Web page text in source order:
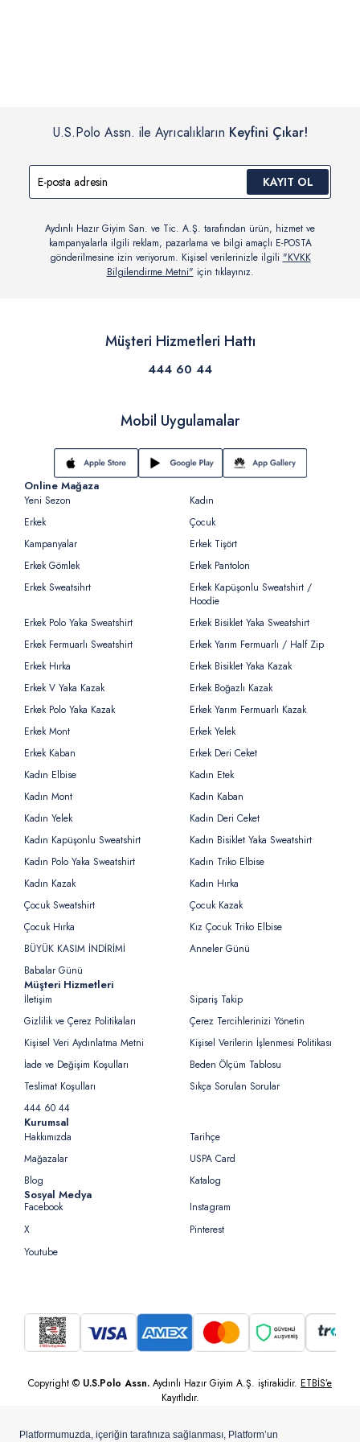
U.S.Polo Assn. ile Ayrıcalıkların Keyfini Çıkar!
KAYIT OL
Aydınlı Hazır Giyim San. ve Tic. A.Ş. tarafından ürün, hizmet ve
kampanyalarla ilgili reklam, pazarlama ve bilgi amaçlı E-POSTA
gönderilmesine izin veriyorum. Kişisel verilerinizle ilgili "KVKK
Bilgilendirme Metni" için tıklayınız.
Müşteri Hizmetleri Hattı
444 60 44
Mobil Uygulamalar
Online Mağaza
Yeni Sezon
Kadın
Erkek
Çocuk
Kampanyalar
Erkek Tişört
Erkek Gömlek
Erkek Pantolon
Erkek Sweatsihrt
Erkek Kapüşonlu Sweatshirt /
Hoodie
Erkek Polo Yaka Sweatshirt
Erkek Bisiklet Yaka Sweatshirt
Erkek Fermuarlı Sweatshirt
Erkek Yarım Fermuarlı / Half Zip
Erkek Hırka
Erkek Bisiklet Yaka Kazak
Erkek V Yaka Kazak
Erkek Boğazlı Kazak
Erkek Polo Yaka Kazak
Erkek Yarım Fermuarlı Kazak
Erkek Mont
Erkek Yelek
Erkek Kaban
Erkek Deri Ceket
Kadın Elbise
Kadın Etek
Kadın Mont
Kadın Kaban
Kadın Yelek
Kadın Deri Ceket
Kadın Kapüşonlu Sweatshirt
Kadın Bisiklet Yaka Sweatshirt
Kadın Polo Yaka Sweatshirt
Kadın Triko Elbise
Kadın Kazak
Kadın Hırka
Çocuk Sweatshirt
Çocuk Kazak
Çocuk Hırka
Kız Çocuk Triko Elbise
BÜYÜK KASIM İNDİRİMİ
Anneler Günü
Babalar Günü
Müşteri Hizmetleri
İletişim
Sipariş Takip
Gizlilik ve Çerez Politikaları
Çerez Tercihlerinizi Yönetin
Kişisel Veri Aydınlatma Metni
Kişisel Verilerin İşlenmesi Politikası
İade ve Değişim Koşulları
Beden Ölçüm Tablosu
Teslimat Koşulları
Sıkça Sorulan Sorular
444 60 44
Kurumsal
Hakkımızda
Tarihçe
Mağazalar
USPA Card
Blog
Katalog
Sosyal Medya
Facebook
Instagram
X
Pinterest
Youtube
Copyright © U.S.Polo Assn. Aydınlı Hazır Giyim A.Ş. iştirakidir. ETBİS’e
Kayıtlıdır.